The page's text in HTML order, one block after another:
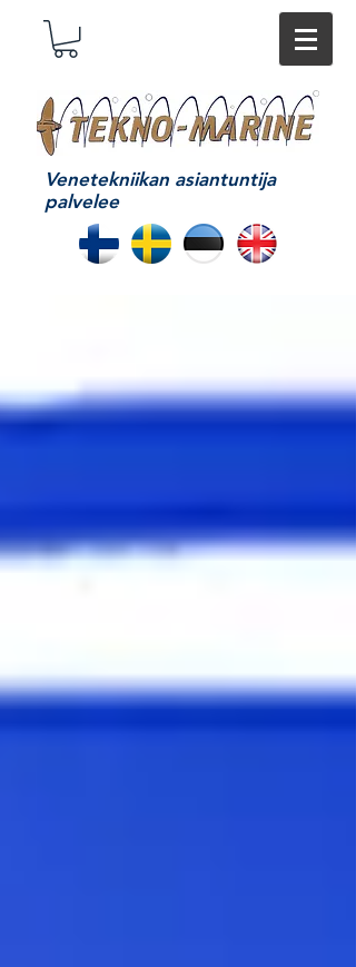
Venetekniikan asiantuntija
palvelee